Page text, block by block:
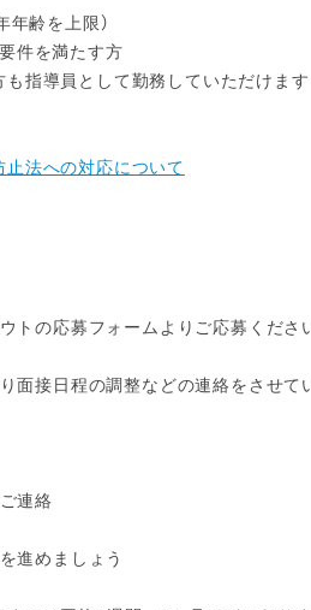
年齢を上限）
件を満たす方
指導員として勤務していただけます
止法への対応について
トの応募フォームよりご応募くださ
面接日程の調整などの連絡をさせて
連絡
進めましょう